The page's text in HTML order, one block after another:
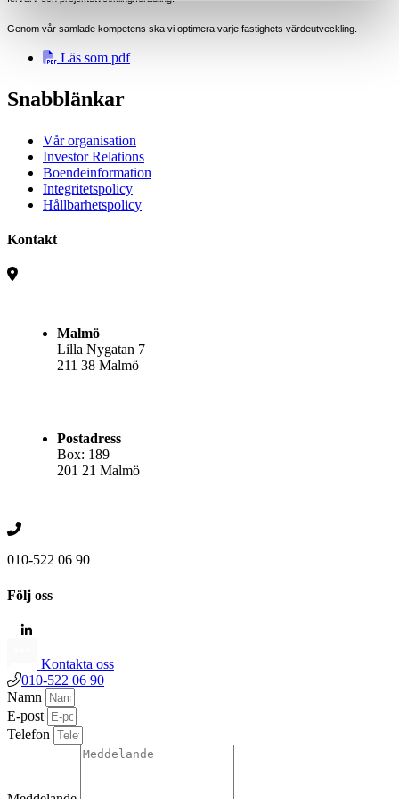
Genom vår samlade kompetens ska vi optimera varje fastighets värdeutveckling.
Läs som pdf
Snabblänkar
Vår organisation
Investor Relations
Boendeinformation
Integritetspolicy
Hållbarhetspolicy
Kontakt
Malmö
Lilla Nygatan 7
211 38 Malmö
Postadress
Box: 189
201 21 Malmö
010-522 06 90
Följ oss
Kontakta oss
010-522 06 90
Namn
E-post
Telefon